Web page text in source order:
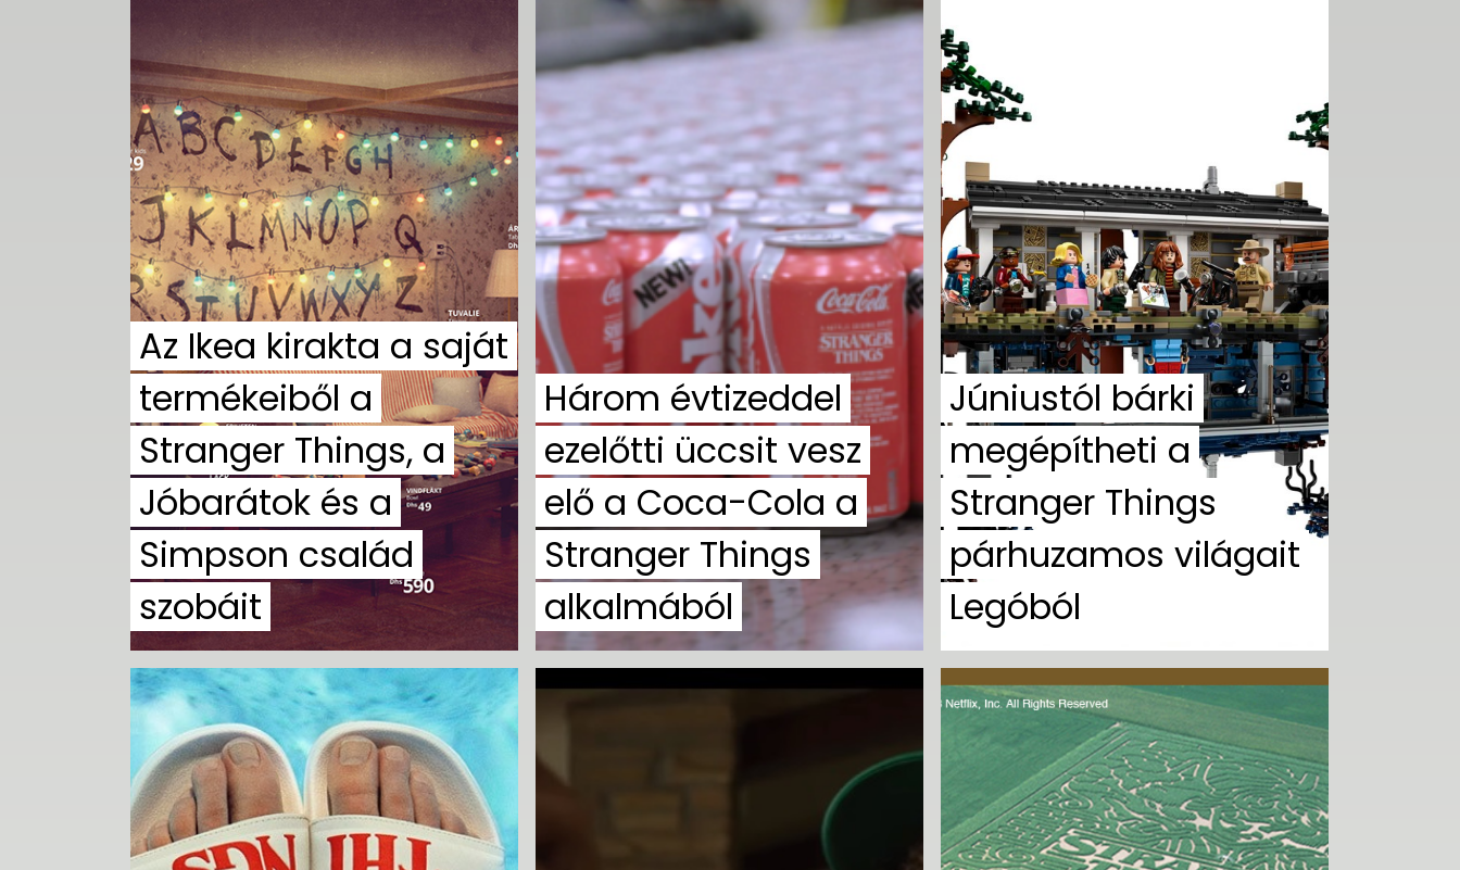
Az Ikea kirakta a saját
termékeiből a
Stranger Things, a
Jóbarátok és a
Simpson család
szobáit
Három évtizeddel
ezelőtti üccsit vesz
elő a Coca-Cola a
Stranger Things
alkalmából
Júniustól bárki
megépítheti a
Stranger Things
párhuzamos világait
Legóból